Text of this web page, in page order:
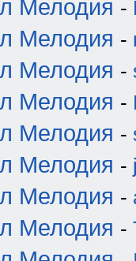
Мелодия -
Мелодия -
Мелодия -
Мелодия -
Мелодия -
Мелодия -
Мелодия -
Мелодия -